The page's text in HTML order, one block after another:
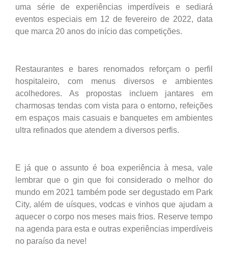
uma série de experiências imperdíveis e sediará
eventos especiais em 12 de fevereiro de 2022, data
que marca 20 anos do início das competições.
Restaurantes e bares renomados reforçam o perfil
hospitaleiro, com menus diversos e ambientes
acolhedores. As propostas incluem jantares em
charmosas tendas com vista para o entorno, refeições
em espaços mais casuais e banquetes em ambientes
ultra refinados que atendem a diversos perfis.
E já que o assunto é boa experiência à mesa, vale
lembrar que o gin que foi considerado o melhor do
mundo em 2021 também pode ser degustado em Park
City, além de uísques, vodcas e vinhos que ajudam a
aquecer o corpo nos meses mais frios. Reserve tempo
na agenda para esta e outras experiências imperdíveis
no paraíso da neve!